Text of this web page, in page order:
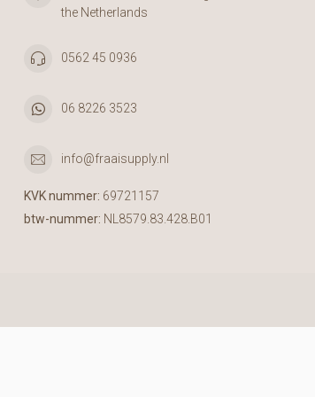
the Netherlands
0562 45 0936
06 8226 3523
info@fraaisupply.nl
KVK nummer: 69721157
btw-nummer: NL8579.83.428.B01